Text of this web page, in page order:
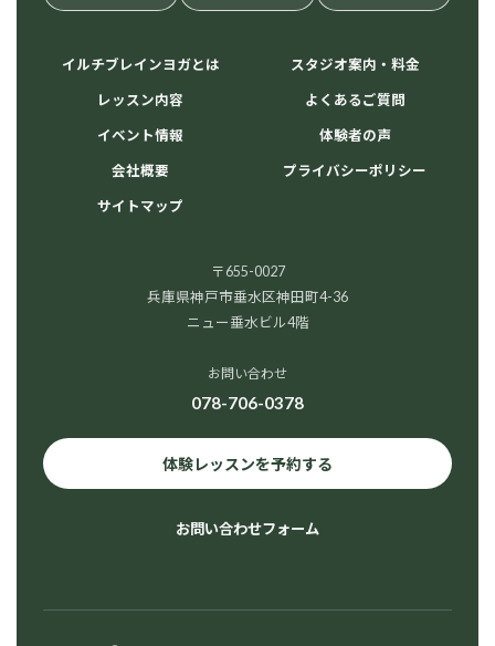
イルチブレインヨガとは スタジオ案内・料金
レッスン内容 よくあるご質問
イベント情報 体験者の声
会社概要 プライバシーポリシー
サイトマップ
〒655-0027
兵庫県神戸市垂水区神田町4-36
ニュー垂水ビル4階
お問い合わせ
078-706-0378
体験レッスンを予約する
お問い合わせフォーム